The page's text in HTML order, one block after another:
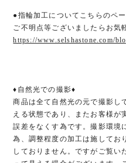
●指輪加工についてこちらのペ
ご不明点等ございましたらお気
https://www.selshastone.com/
♦︎自然光での撮影♦︎
商品は全て自然光の元で撮影し
える状態であり、またお客様が
誤差をなくす為です。撮影環境
為、調整程度の加工は施してお
しておりません。ですがご覧い